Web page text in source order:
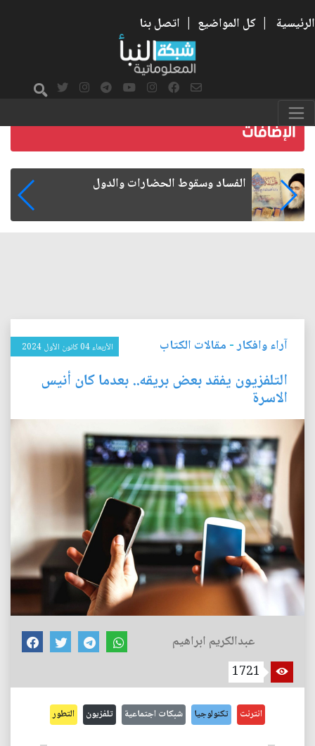
الرئيسية | كل المواضيع | اتصل بنا
رواتب الموظفين على صفيح ساخن
آراء وافكار- مقالات الكتاب الأربعاء 04 كانون الأول 2024
التلفزيون يفقد بعض بريقه.. بعدما كان أنيس
الاسرة
عبدالكريم ابراهيم
1721
انترنت تكنولوجيا شبكات اجتماعية تلفزيون التطور